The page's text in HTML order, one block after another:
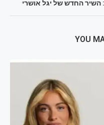
החדש של יגל אושרי
YOU